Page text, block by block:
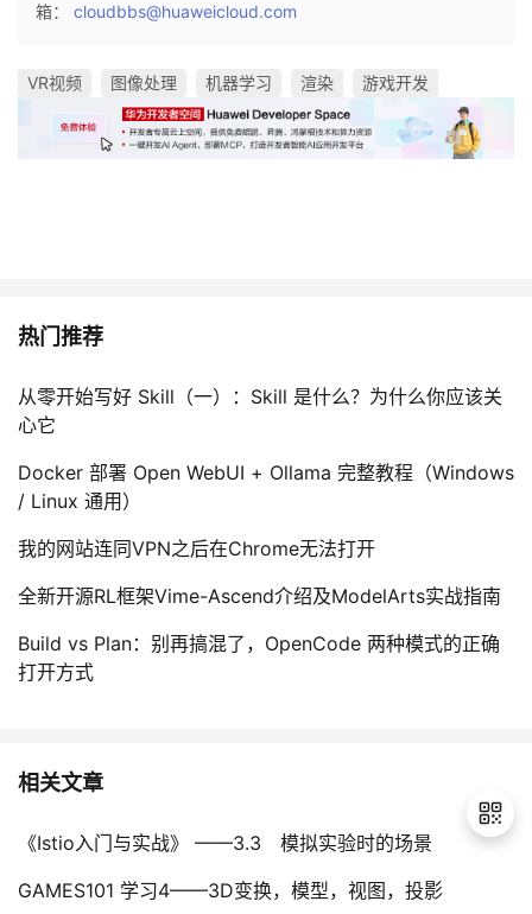
箱： cloudbbs@huaweicloud.com
VR视频 图像处理 机器学习 渲染 游戏开发
热门推荐
从零开始写好 Skill（一）：Skill 是什么？为什么你应该关
心它
Docker 部署 Open WebUI + Ollama 完整教程（Windows
/ Linux 通用）
我的网站连同VPN之后在Chrome无法打开
全新开源RL框架Vime-Ascend介绍及ModelArts实战指南
Build vs Plan：别再搞混了，OpenCode 两种模式的正确
打开方式
相关文章
《Istio入门与实战》 ——3.3 模拟实验时的场景
GAMES101 学习4——3D变换，模型，视图，投影